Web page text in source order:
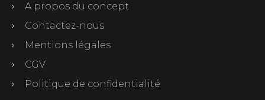
A propos du concept
Contactez-nous
Mentions légales
CGV
Politique de confidentialité